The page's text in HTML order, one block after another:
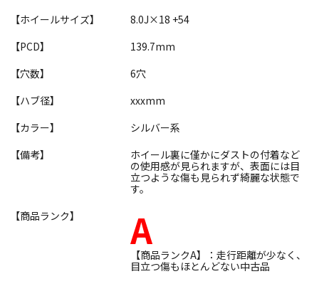
【ホイールサイズ】
8.0J×18 +54
【PCD】
139.7mm
【穴数】
6穴
【ハブ径】
xxxmm
【カラー】
シルバー系
【備考】
ホイール裏に僅かにダストの付着など
の使用感が見られますが、表面には目
立つような傷も見られず綺麗な状態で
す。
【商品ランク】
A
【商品ランクA】：走行距離が少なく、
目立つ傷もほとんどない中古品